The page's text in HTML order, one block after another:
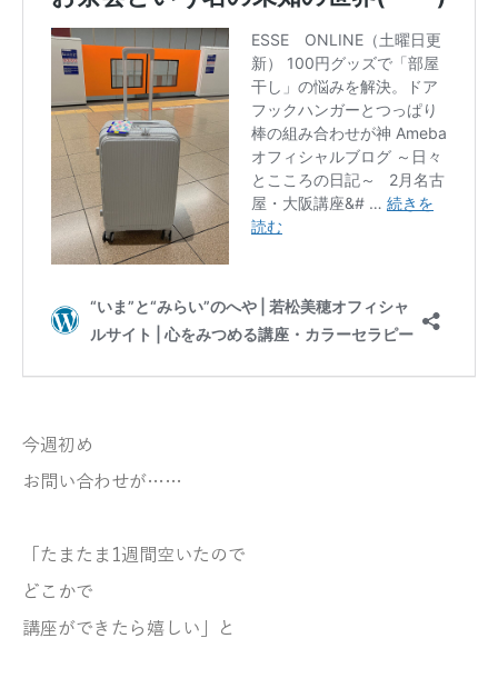
今週初め
お問い合わせが……
「たまたま1週間空いたので
どこかで
講座ができたら嬉しい」と